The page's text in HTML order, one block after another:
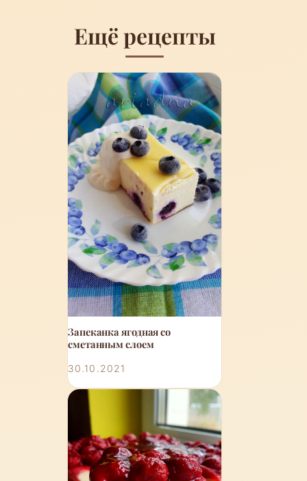
Ещё рецепты
Запеканка ягодная со
сметанным слоем
30.10.2021